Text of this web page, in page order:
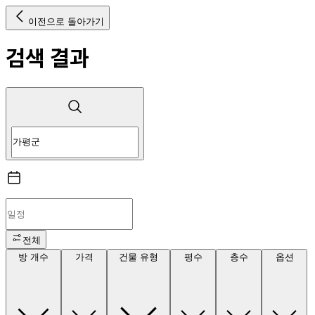
이전으로 돌아가기
검색 결과
전체
방 개수
가격 건물 유형 평수 층수 옵션